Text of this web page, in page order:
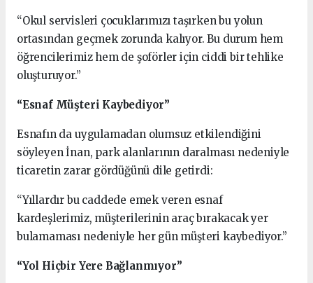
“Okul servisleri çocuklarımızı taşırken bu yolun
ortasından geçmek zorunda kalıyor. Bu durum hem
öğrencilerimiz hem de şoförler için ciddi bir tehlike
oluşturuyor.”
“Esnaf Müşteri Kaybediyor”
Esnafın da uygulamadan olumsuz etkilendiğini
söyleyen İnan, park alanlarının daralması nedeniyle
ticaretin zarar gördüğünü dile getirdi:
“Yıllardır bu caddede emek veren esnaf
kardeşlerimiz, müşterilerinin araç bırakacak yer
bulamaması nedeniyle her gün müşteri kaybediyor.”
“Yol Hiçbir Yere Bağlanmıyor”